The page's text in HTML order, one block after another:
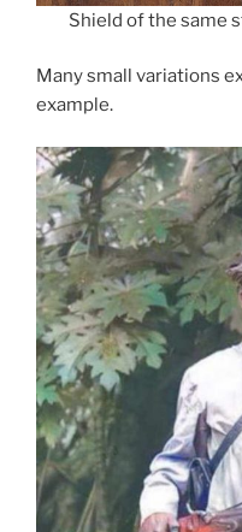
Shield of the same
Many small variations
example.